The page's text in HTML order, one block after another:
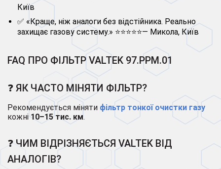
Київ
✅ «Краще, ніж аналоги без відстійника. Реально
захищає газову систему.» ⭐⭐⭐⭐⭐— Микола, Київ
FAQ ПРО ФІЛЬТР VALTEK 97.PPM.01
❓ ЯК ЧАСТО МІНЯТИ ФІЛЬТР?
Рекомендується міняти фільтр тонкої очистки газу
кожні10–15 тис. км.
❓ ЧИМ ВІДРІЗНЯЄТЬСЯ VALTEK ВІД
АНАЛОГІВ?